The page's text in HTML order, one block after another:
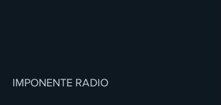
IMPONENTE RADIO